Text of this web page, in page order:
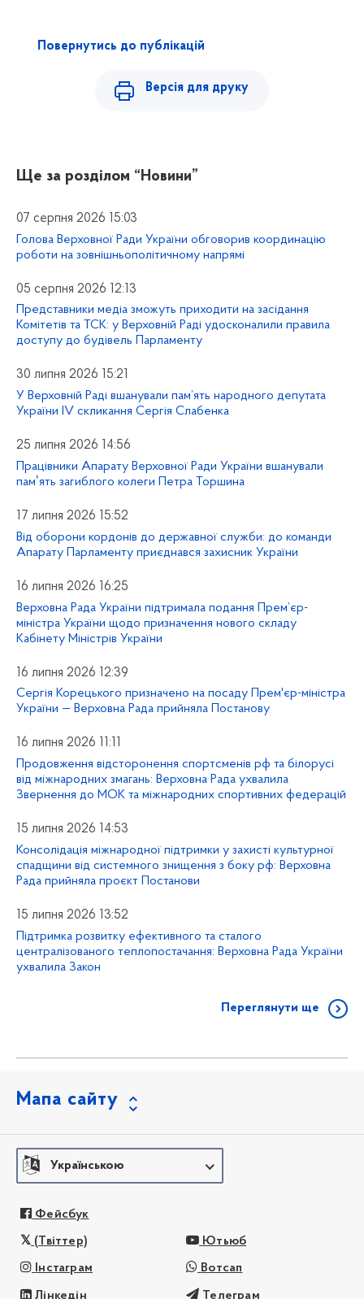
Повернутись до публікацій
Версія для друку
Ще за розділом “Новини”
07 серпня 2026 15:03
Голова Верховної Ради України обговорив координацію
роботи на зовнішньополітичному напрямі
05 серпня 2026 12:13
Представники медіа зможуть приходити на засідання
Комітетів та ТСК: у Верховній Раді удосконалили правила
доступу до будівель Парламенту
30 липня 2026 15:21
У Верховній Раді вшанували пам’ять народного депутата
України IV скликання Сергія Слабенка
25 липня 2026 14:56
Працівники Апарату Верховної Ради України вшанували
памʼять загиблого колеги Петра Торшина
17 липня 2026 15:52
Від оборони кордонів до державної служби: до команди
Апарату Парламенту приєднався захисник України
16 липня 2026 16:25
Верховна Рада України підтримала подання Прем’єр-
міністра України щодо призначення нового складу
Кабінету Міністрів України
16 липня 2026 12:39
Сергія Корецького призначено на посаду Прем'єр-міністра
України — Верховна Рада прийняла Постанову
16 липня 2026 11:11
Продовження відсторонення спортсменів рф та білорусі
від міжнародних змагань: Верховна Рада ухвалила
Звернення до МОК та міжнародних спортивних федерацій
15 липня 2026 14:53
Консолідація міжнародної підтримки у захисті культурної
спадщини від системного знищення з боку рф: Верховна
Рада прийняла проєкт Постанови
15 липня 2026 13:52
Підтримка розвитку ефективного та сталого
централізованого теплопостачання: Верховна Рада України
ухвалила Закон
Переглянути ще
Мапа сайту
Українською
Фейсбук
(Твіттер) Ютьюб
Інстаграм Вотсап
Лінкедін Телеграм